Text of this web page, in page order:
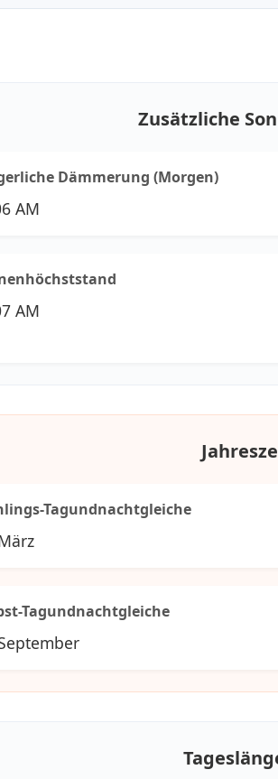
Zusätzliche
Dämmerung (Morgen)
AM
AM
Tagundnachtgleiche
Tagundnachtgleiche